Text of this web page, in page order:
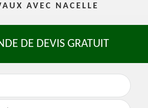
AVEC NACELLE
DE DEVIS GRATUIT